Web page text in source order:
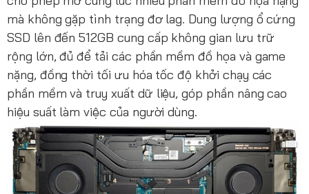
mà không gặp tình trạng đơ lag. Dung lượng ổ cứng
SSD lên đến 512GB cung cấp không gian lưu trữ
rộng lớn, đủ để tải các phần mềm đồ họa và game
nặng, đồng thời tối ưu hóa tốc độ khởi chạy các
phần mềm và truy xuất dữ liệu, góp phần nâng cao
hiệu suất làm việc của người dùng.